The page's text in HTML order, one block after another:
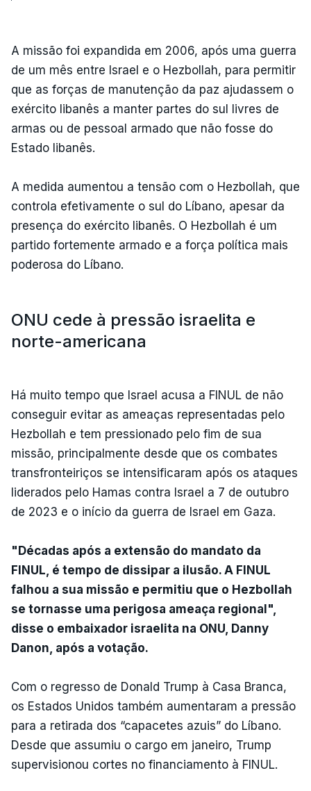
A missão foi expandida em 2006, após uma guerra
de um mês entre Israel e o Hezbollah, para permitir
que as forças de manutenção da paz ajudassem o
exército libanês a manter partes do sul livres de
armas ou de pessoal armado que não fosse do
Estado libanês.
A medida aumentou a tensão com o Hezbollah, que
controla efetivamente o sul do Líbano, apesar da
presença do exército libanês. O Hezbollah é um
partido fortemente armado e a força política mais
poderosa do Líbano.
ONU cede à pressão israelita e
norte-americana
Há muito tempo que Israel acusa a FINUL de não
conseguir evitar as ameaças representadas pelo
Hezbollah e tem pressionado pelo fim de sua
missão, principalmente desde que os combates
transfronteiriços se intensificaram após os ataques
liderados pelo Hamas contra Israel a 7 de outubro
de 2023 e o início da guerra de Israel em Gaza.
"Décadas após a extensão do mandato da
FINUL, é tempo de dissipar a ilusão. A FINUL
falhou a sua missão e permitiu que o Hezbollah
se tornasse uma perigosa ameaça regional",
disse o embaixador israelita na ONU, Danny
Danon, após a votação.
Com o regresso de Donald Trump à Casa Branca,
os Estados Unidos também aumentaram a pressão
para a retirada dos “capacetes azuis” do Líbano.
Desde que assumiu o cargo em janeiro, Trump
supervisionou cortes no financiamento à FINUL.